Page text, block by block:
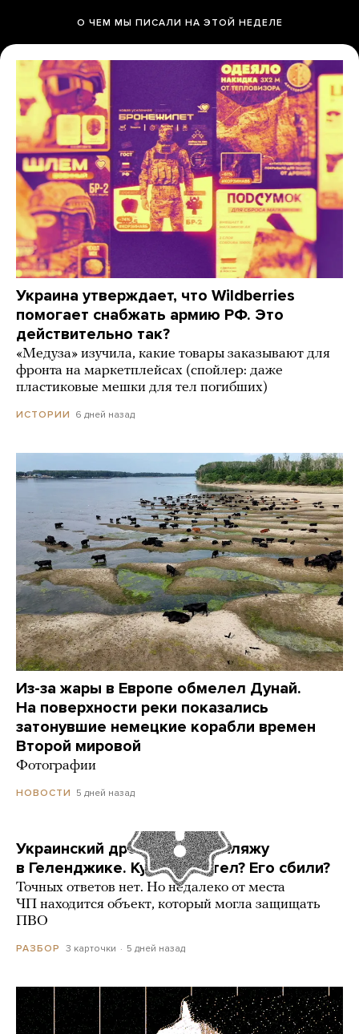
О ЧЕМ МЫ ПИСАЛИ НА ЭТОЙ НЕДЕЛЕ
Украина утверждает, что Wildberries
помогает снабжать армию РФ. Это
действительно так?
«Медуза» изучила, какие товары заказывают для
фронта на маркетплейсах (спойлер: даже
пластиковые мешки для тел погибших)
ИСТОРИИ 6 дней назад
Из-за жары в Европе обмелел Дунай.
На поверхности реки показались
затонувшие немецкие корабли времен
Второй мировой
Фотографии
НОВОСТИ 5 дней назад
Украинский дрон попал по пляжу
в Геленджике. Куда он летел? Его сбили?
Точных ответов нет. Но недалеко от места
ЧП находится объект, который могла защищать
ПВО
РАЗБОР 3 карточки 5 дней назад